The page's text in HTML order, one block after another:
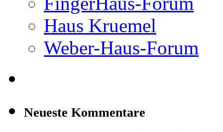
Haus Kruemel
Weber-Haus-Forum
Neueste Kommentare